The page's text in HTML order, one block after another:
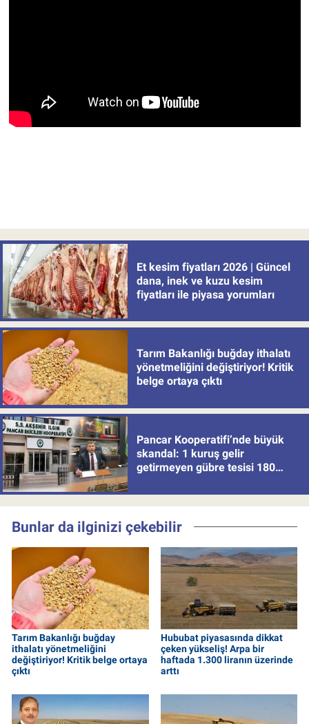
Et kesim fiyatları 2026 | Güncel
dana, inek ve kuzu kesim
fiyatları ile piyasa yorumları
Tarım Bakanlığı buğday ithalatı
yönetmeliğini değiştiriyor! Kritik
belge ortaya çıktı
Pancar Kooperatifi’nde büyük
skandal: 1 kuruş gelir
getirmeyen gübre tesisi 180
Bunlar da ilginizi çekebilir
Tarım Bakanlığı buğday
ithalatı yönetmeliğini
değiştiriyor! Kritik belge ortaya
çıktı
Hububat piyasasında dikkat
çeken yükseliş! Arpa bir
haftada 1.300 liranın üzerinde
arttı